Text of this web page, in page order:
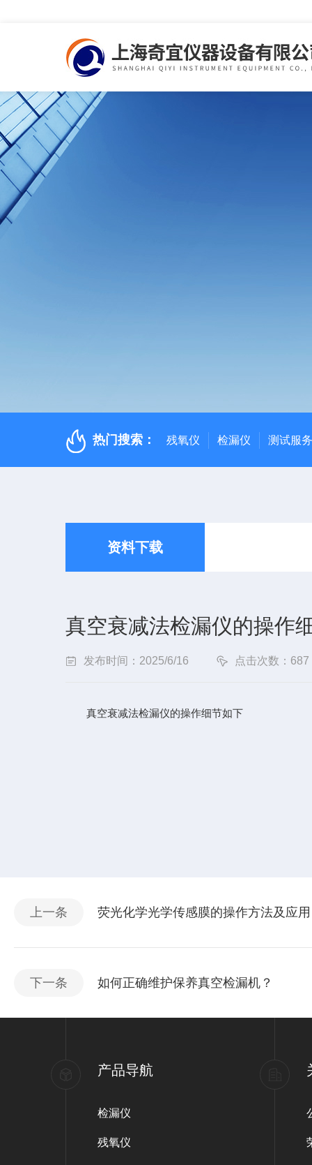
热门搜索： 残氧仪 检漏仪 测试服务
资料下载
真空衰减法检漏仪的操作
发布时间：2025/6/16 点击次数：687
真空衰减法检漏仪的操作细节如下
上一条 荧光化学光学传感膜的操作方法及应用
下一条 如何正确维护保养真空检漏机？
产品导航
检漏仪
残氧仪